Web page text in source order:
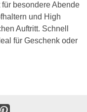
besondere Abende
und High
Auftritt. Schnell
für Geschenk oder